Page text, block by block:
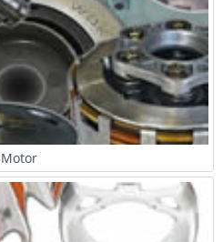
Motor